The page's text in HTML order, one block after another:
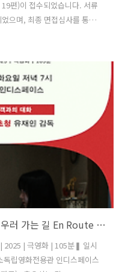
편)이 접수되었습니다. 서류
으며, 최종 면접심사를 통해
형 감독 〈돌아온 금자씨〉▸
된 개념이 아니라 서로에게
며 평생학습의 가치를 잘 담
이가 들어가며 변화하는 자신
물의 모습을 통해 평생학습의
의 기타〉는 음악을 매개로 상
[독립영화 쇼케이스] 229회 ❮지우러 가는 길 En Route to❯ 유재인
| 극영화 | 105분❚ 일시
립영화전용관 인디스페이스